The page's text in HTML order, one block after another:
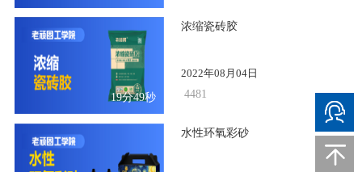
19分49秒
浓缩瓷砖胶
2022年08月04日
4481
水性环氧彩砂